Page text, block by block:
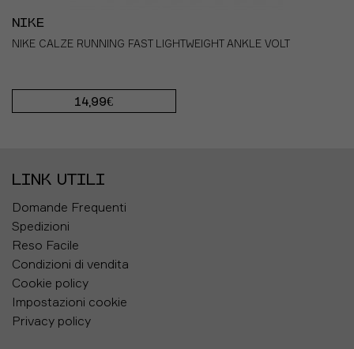
NIKE
NIKE CALZE RUNNING FAST LIGHTWEIGHT ANKLE VOLT
14,99€
LINK UTILI
Domande Frequenti
Spedizioni
Reso Facile
Condizioni di vendita
Cookie policy
Impostazioni cookie
Privacy policy